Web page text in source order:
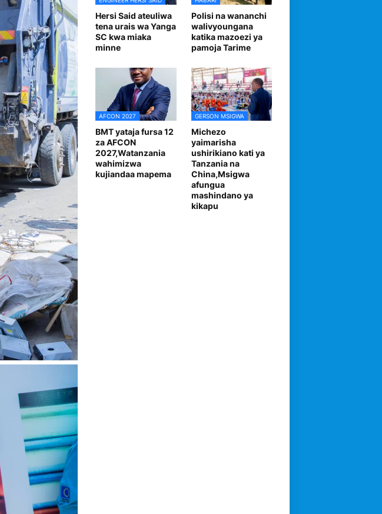
Hersi Said ateuliwa
tena urais wa Yanga
SC kwa miaka
minne
Polisi na wananchi
walivyoungana
katika mazoezi ya
pamoja Tarime
AFCON 2027
BMT yataja fursa 12
za AFCON
2027,Watanzania
wahimizwa
kujiandaa mapema
GERSON MSIGWA
Michezo
yaimarisha
ushirikiano kati ya
Tanzania na
China,Msigwa
afungua
mashindano ya
kikapu